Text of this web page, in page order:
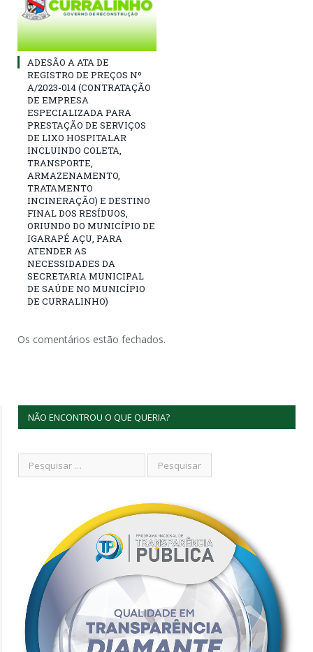
ADESÃO A ATA DE
REGISTRO DE PREÇOS Nº
A/2023-014 (CONTRATAÇÃO
DE EMPRESA
ESPECIALIZADA PARA
PRESTAÇÃO DE SERVIÇOS
DE LIXO HOSPITALAR
INCLUINDO COLETA,
TRANSPORTE,
ARMAZENAMENTO,
TRATAMENTO
INCINERAÇÃO) E DESTINO
FINAL DOS RESÍDUOS,
ORIUNDO DO MUNICÍPIO DE
IGARAPÉ AÇU, PARA
ATENDER AS
NECESSIDADES DA
SECRETARIA MUNICIPAL
DE SAÚDE NO MUNICÍPIO
DE CURRALINHO)
Os comentários estão fechados.
NÃO ENCONTROU O QUE QUERIA?